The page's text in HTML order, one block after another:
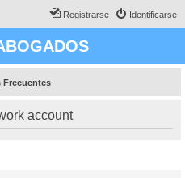
Identificarse
Registrarse
Frecuentes
account